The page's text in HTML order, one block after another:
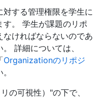
する管理権限を学生に
。 学生が課題のリポ
ければならないのであ
詳細については、
Organizationのリポジ
の可視性）"の下で、